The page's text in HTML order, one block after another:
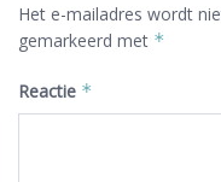
Het e-mailadres wordt
gemarkeerd met *
Reactie *